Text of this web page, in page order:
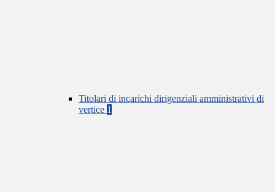
Titolari di incarichi dirigenziali amministrativi di
vertice 1